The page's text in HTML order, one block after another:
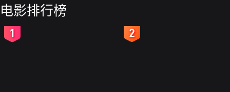
电影排行榜